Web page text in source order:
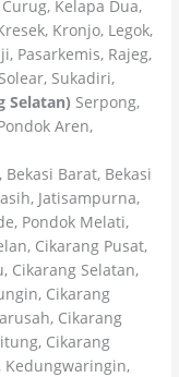
Kelapa Dua,
Kronjo, Legok,
Pasarkemis, Rajeg,
Sukadiri,
Selatan) Serpong,
Aren,
Barat, Bekasi
Jatisampurna,
Pondok Melati,
Cikarang Pusat,
Cikarang Selatan,
Cikarang
Cikarang
Cikarang
Kedungwaringin,